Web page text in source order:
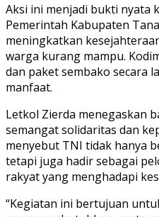
Aksi ini menjadi bukti nyata
Pemerintah Kabupaten
meningkatkan
warga kurang mampu.
dan paket sembako secara
manfaat.
Letkol Zierda menegaskan
semangat solidaritas dan
menyebut TNI tidak hanya
tetapi juga hadir sebagai
rakyat yang menghadapi
“Kegiatan ini bertujuan